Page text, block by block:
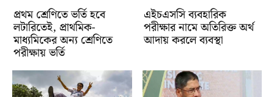
প্রথম শ্রেণিতে ভর্তি হবে
লটারিতেই, প্রাথমিক-
মাধ্যমিকের অন্য শ্রেণিতে
পরীক্ষায় ভর্তি
এইচএসসি ব্যবহারিক
পরীক্ষার নামে অতিরিক্ত অর্থ
আদায় করলে ব্যবস্থা